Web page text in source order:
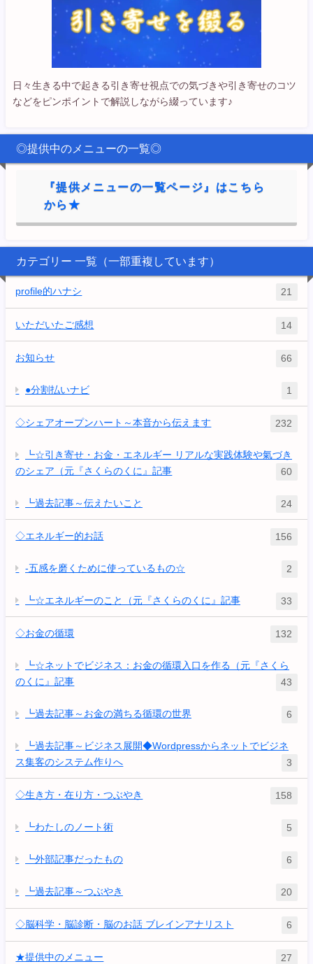
日々生きる中で起きる引き寄せ視点での気づきや引き寄せのコツ
などをピンポイントで解説しながら綴っています♪
◎提供中のメニューの一覧◎
『提供メニューの一覧ページ』はこちら
から★
カテゴリー 一覧（一部重複しています）
profile的ハナシ 21
いただいたご感想 14
お知らせ 66
●分割払いナビ 1
◇シェアオープンハート～本音から伝えます 232
┗☆引き寄せ・お金・エネルギー リアルな実践体験や氣づき
のシェア（元『さくらのくに』記事
60
┗過去記事～伝えたいこと 24
◇エネルギー的お話 156
-五感を磨くために使っているもの☆ 2
┗☆エネルギーのこと（元『さくらのくに』記事 33
◇お金の循環 132
┗☆ネットでビジネス：お金の循環入口を作る（元『さくら
のくに』記事
43
┗過去記事～お金の満ちる循環の世界 6
┗過去記事～ビジネス展開◆Wordpressからネットでビジネ
ス集客のシステム作りへ
3
◇生き方・在り方・つぶやき 158
┗わたしのノート術 5
┗外部記事だったもの 6
┗過去記事～つぶやき 20
◇脳科学・脳診断・脳のお話 ブレインアナリスト 6
★提供中のメニュー 27